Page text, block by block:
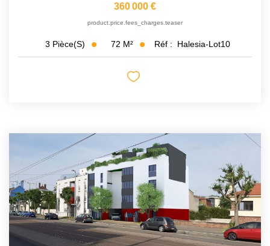
360 000 €
product.price.fees_charges.teaser
3 Pièce(s) 72 M² Réf : Halesia-Lot10